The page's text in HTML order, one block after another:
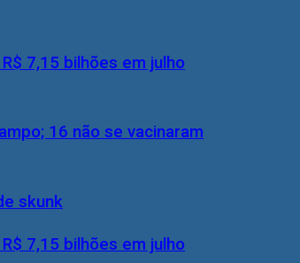
7,15 bilhões em julho
7,15 bilhões em julho
16 não se vacinaram
skunk